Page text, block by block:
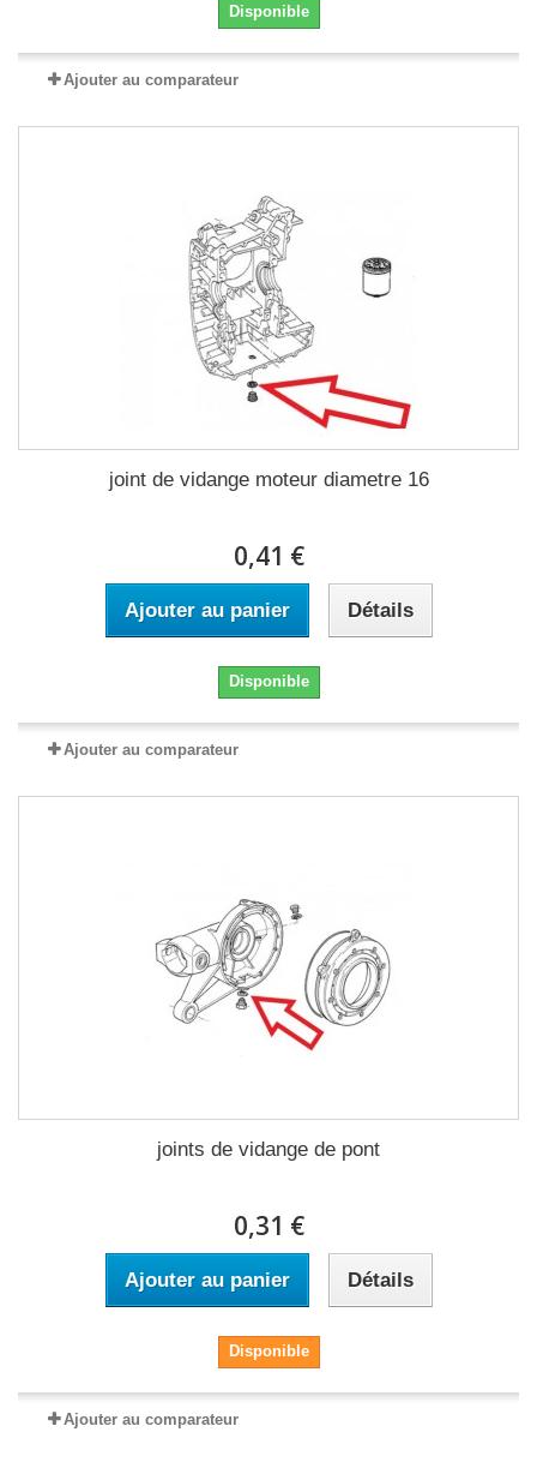
Disponible
Ajouter au comparateur
joint de vidange moteur diametre 16
0,41 €
Ajouter au panier Détails
Disponible
Ajouter au comparateur
joints de vidange de pont
0,31 €
Ajouter au panier Détails
Disponible
Ajouter au comparateur